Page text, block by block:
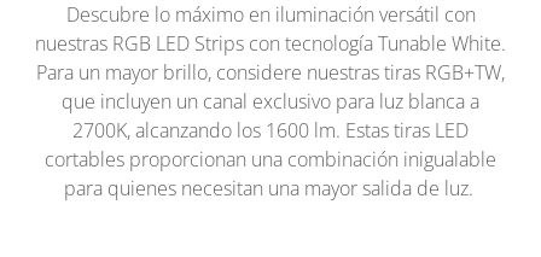
Descubre lo máximo en iluminación versátil con
nuestras RGB LED Strips con tecnología Tunable White.
Para un mayor brillo, considere nuestras tiras RGB+TW,
que incluyen un canal exclusivo para luz blanca a
2700K, alcanzando los 1600 lm. Estas tiras LED
cortables proporcionan una combinación inigualable
para quienes necesitan una mayor salida de luz.